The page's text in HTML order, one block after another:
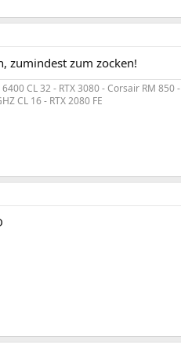
zumindest zum zocken!
CL 32 - RTX 3080 - Corsair RM 850 -
CL 16 - RTX 2080 FE